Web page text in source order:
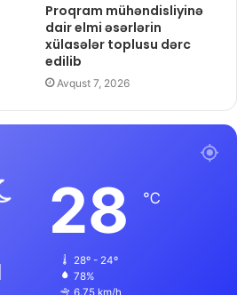
Proqram mühəndisliyinə
dair elmi əsərlərin
xülasələr toplusu dərc
edilib
Avqust 7, 2026
28 ℃
28º - 24º
78%
6.75 km/h